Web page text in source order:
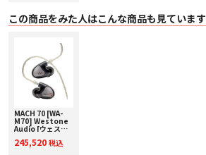
この商品をみた人はこんな商品も見ています
MACH 70 [WA-
M70] Westone
Audio [ウェスト
ニバーサルIEM
245,520 税込